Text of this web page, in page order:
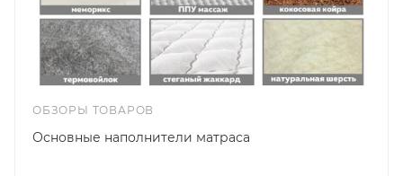
ОБЗОРЫ ТОВАРОВ
Основные наполнители матраса